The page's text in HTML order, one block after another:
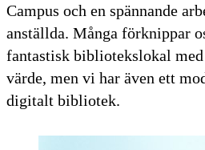
Campus och en spännande
anställda. Många förknippar
fantastisk bibliotekslokal
värde, men vi har även ett
digitalt bibliotek.